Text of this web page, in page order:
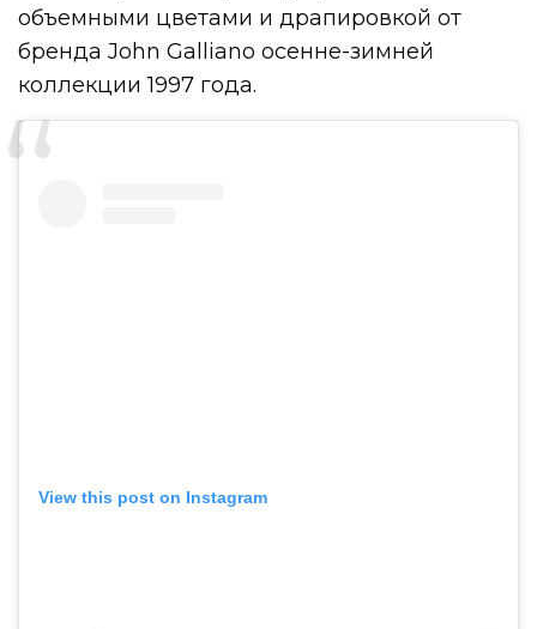
объемными цветами и драпировкой от
бренда John Galliano осенне-зимней
коллекции 1997 года.
View this post on Instagram